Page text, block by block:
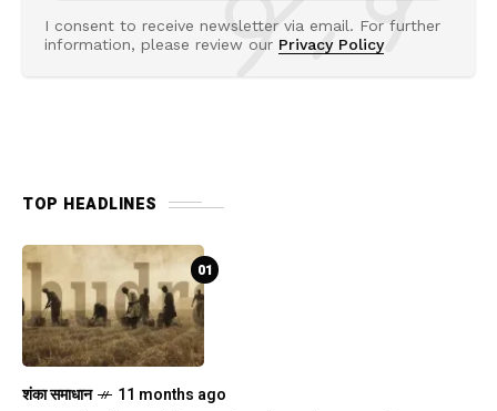
I consent to receive newsletter via email. For further
information, please review our Privacy Policy
TOP HEADLINES
01
शंका समाधान 11 months ago